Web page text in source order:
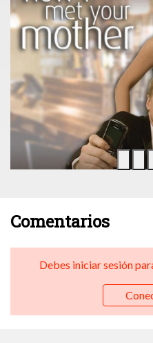
Comentarios
Debes iniciar sesión